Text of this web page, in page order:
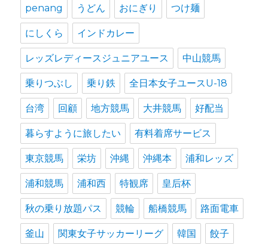
penang うどん おにぎり つけ麺
にしくら インドカレー
レッズレディースジュニアユース 中山競馬
乗りつぶし 乗り鉄 全日本女子ユースU-18
台湾 回顧 地方競馬 大井競馬 好配当
暮らすように旅したい 有料着席サービス
東京競馬 栄坊 沖縄 沖縄本 浦和レッズ
浦和競馬 浦和西 特観席 皇后杯
秋の乗り放題パス 競輪 船橋競馬 路面電車
釜山 関東女子サッカーリーグ 韓国 餃子